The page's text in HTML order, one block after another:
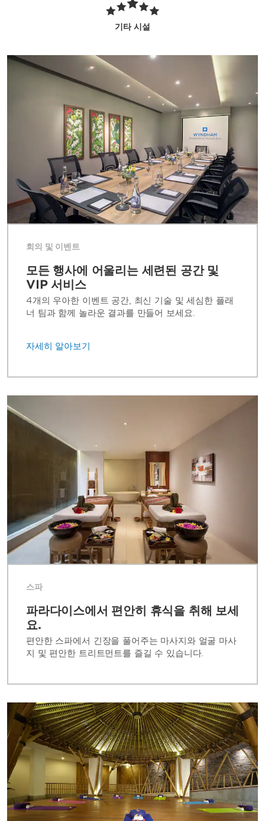
호텔과 비즈니스 센터 전체에서 무료 Wi-Fi가 설치
되어 있어 모든 요구를 수용할 수 있습니다. 전문 플
간에서 행사를 주최하도록 도와드립니다. 구내 렌터
카 서비스를 이용하거나 무료 현지 셔틀 서비스를 이
용해 지역을 둘러보세요. 미처 준비하지 못한 물건들
은 편의점에서 구매할 수 있으며, 호텔의 친절한 컨
시어지 서비스를 이용하면 길 안내와 예약 시 도움을
받을 수 있습니다.
기타 시설
회의 및 이벤트
모든 행사에 어울리는 세련된 공간 및
VIP 서비스
4개의 우아한 이벤트 공간, 최신 기술 및 세심한 플래
너 팀과 함께 놀라운 결과를 만들어 보세요.
자세히 알아보기
스파
파라다이스에서 편안히 휴식을 취해 보세
요.
편안한 스파에서 긴장을 풀어주는 마사지와 얼굴 마사
지 및 편안한 트리트먼트를 즐길 수 있습니다.